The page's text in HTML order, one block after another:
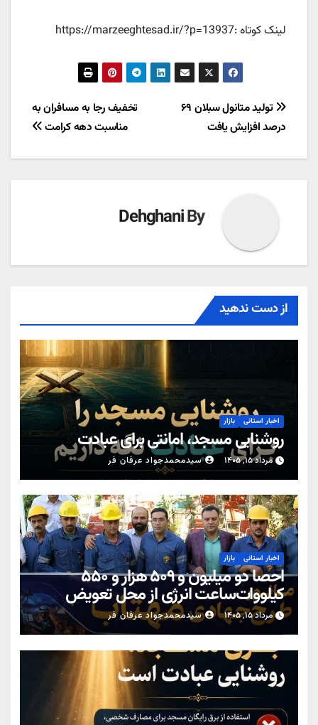
لینک کوتاه :https://marzeeghtesad.ir/?p=13937
راهبری
نوشته
تخفيف رجا به مسافران به
مناسبت دهه كرامت
تولید متانول سبلان ۶۹
درصد افزایش یافت
By
Dehghani
از دست ندهید
اخبار استانی بازار
روشنایی مسجد، امانتی برای عبادت
مرداد ۱۵, ۱۴۰۵ سیدمحمدجواد عرفان فر
اخبار استانی بازار
احصا دو میلیون و ۵۰۹ هزار و ۵۵۰
کیلووات‌ساعت انرژی از محل تعویض
کنتورهای معیوب در یزد
مرداد ۱۵, ۱۴۰۵ سیدمحمدجواد عرفان فر